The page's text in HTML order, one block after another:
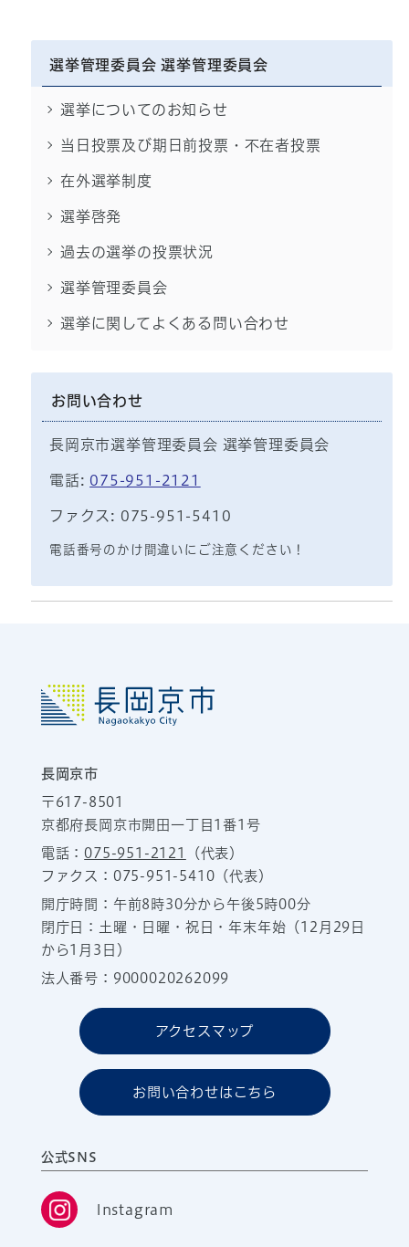
選挙管理委員会 選挙管理委員会
選挙についてのお知らせ
当日投票及び期日前投票・不在者投票
在外選挙制度
選挙啓発
過去の選挙の投票状況
選挙管理委員会
選挙に関してよくある問い合わせ
お問い合わせ
長岡京市選挙管理委員会 選挙管理委員会
電話: 075-951-2121
ファクス: 075-951-5410
電話番号のかけ間違いにご注意ください！
長岡京市
〒617-8501
京都府長岡京市開田一丁目1番1号
電話：075-951-2121
（代表）
ファクス：075-951-5410（代表）
開庁時間：午前8時30分から午後5時00分
閉庁日：土曜・日曜・祝日・年末年始（12月29日
から1月3日）
法人番号：9000020262099
アクセスマップ
お問い合わせはこちら
公式SNS
Instagram